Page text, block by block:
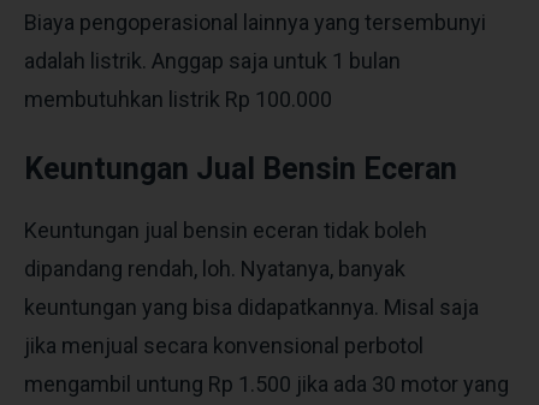
Biaya pengoperasional lainnya yang tersembunyi
adalah listrik. Anggap saja untuk 1 bulan
membutuhkan listrik Rp 100.000
Keuntungan Jual Bensin Eceran
Keuntungan jual bensin eceran tidak boleh
dipandang rendah, loh. Nyatanya, banyak
keuntungan yang bisa didapatkannya. Misal saja
jika menjual secara konvensional perbotol
mengambil untung Rp 1.500 jika ada 30 motor yang